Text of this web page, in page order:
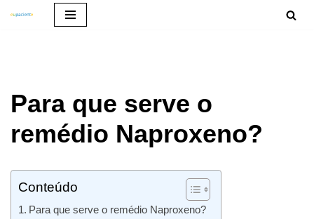
conteúdo
Para que serve o
remédio Naproxeno?
Conteúdo
Para que serve o remédio Naproxeno?